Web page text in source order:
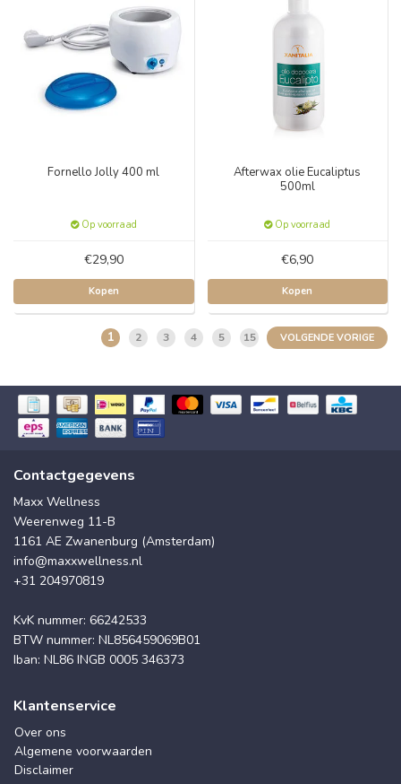
Fornello Jolly 400 ml
Op voorraad
€29,90
Kopen
Afterwax olie Eucaliptus
500ml
Op voorraad
€6,90
Kopen
1 2 3 4 5 15 VOLGENDE VORIGE
Contactgegevens
Maxx Wellness
Weerenweg 11-B
1161 AE Zwanenburg (Amsterdam)
info@maxxwellness.nl
+31 204970819
KvK nummer: 66242533
BTW nummer: NL856459069B01
Iban: NL86 INGB 0005 346373
Klantenservice
Over ons
Algemene voorwaarden
Disclaimer